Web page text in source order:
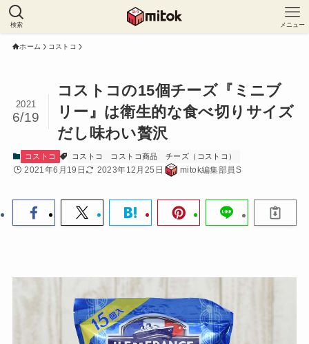
検索 メニュー
ホーム コストコ
コストコの15個チーズ『ミニブ
リー』は衛生的な食べ切りサイズ
だし味わい贅沢
2021
6/19
コストコ コストコ コストコ商品 チーズ（コストコ）
2021年6月19日 2023年12月25日 mitok編集部員S